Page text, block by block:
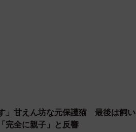
匹保護！
」甘えん坊な元保護猫 最後は飼い
完全に親子」と反響